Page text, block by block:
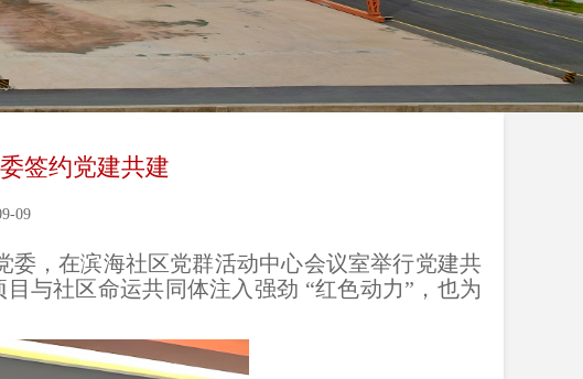
签约党建共建
09
，在滨海社区党群活动中心会议室举行党建共
与社区命运共同体注入强劲 “红色动力”，也为